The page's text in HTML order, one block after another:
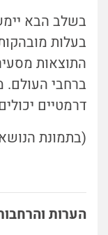
בשלב הבא
התוצאות
ברחבי העולם.
דרמטיים
(בתמונת
הערות